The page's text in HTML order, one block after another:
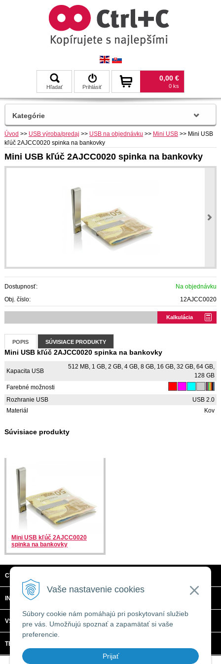
Vaše nastavenie cookies
Súbory cookie nám pomáhajú pri poskytovaní služieb
pre vás. Umožňujú spoznať a zapamätať si vaše
preferencie.
Prijať
Hľadať Prihlásiť
0,00 €
0 ks
Úvod >> USB výroba/predaj >> USB na objednávku >> Mini USB >> Mini USB
kľúč 2AJCC0020 spinka na bankovky
Mini USB kľúč 2AJCC0020 spinka na bankovky
Dostupnosť:
Na objednávku
Obj. číslo:
12AJCC0020
Kalkulácia
POPIS SÚVISIACE PRODUKTY
Mini USB kľúč 2AJCC0020 spinka na bankovky
Kapacita USB
512 MB, 1 GB, 2 GB, 4 GB, 8 GB, 16 GB, 32 GB, 64 GB,
128 GB
Farebné možnosti
Rozhranie USB
USB 2.0
Materiál
Kov
Súvisiace produkty
Mini USB kľúč 2AJCC0020
spinka na bankovky
Kategórie
CTRL + C, S.R.O.
INFORMÁCIE
VŠETKO O NÁKUPE
TECHNICKÉ ŠPECIFIKÁCIE
© 2026 CTRL + C, s.r.o. • tvorba eshopu cez UNIobchod spoločnosti